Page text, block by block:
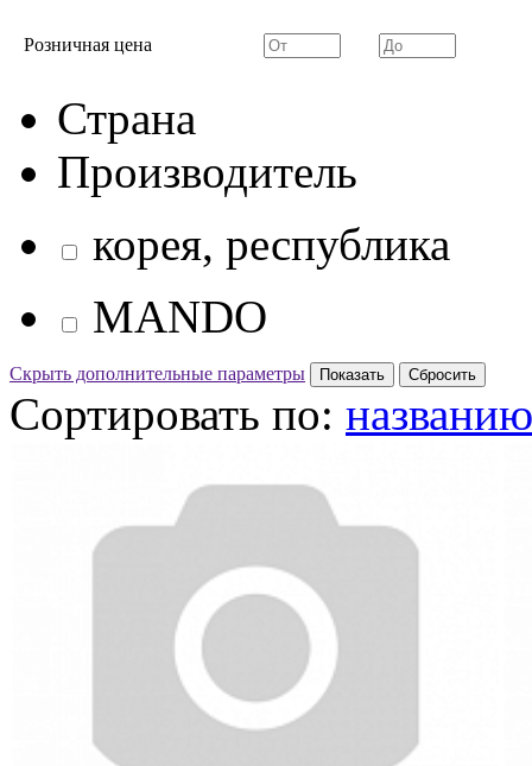
Розничная цена
Страна
Производитель
корея, республика
MANDO
Скрыть дополнительные параметры
Сортировать по: